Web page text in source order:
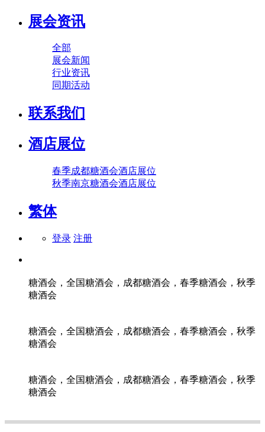
展会资讯
全部
展会新闻
行业资讯
同期活动
联系我们
酒店展位
春季成都糖酒会酒店展位
秋季南京糖酒会酒店展位
繁体
登录 注册
糖酒会，全国糖酒会，成都糖酒会，春季糖酒会，秋季
糖酒会
糖酒会，全国糖酒会，成都糖酒会，春季糖酒会，秋季
糖酒会
糖酒会，全国糖酒会，成都糖酒会，春季糖酒会，秋季
糖酒会